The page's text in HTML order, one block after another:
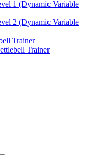
1 (Dynamic Variable
2 (Dynamic Variable
Trainer
Trainer